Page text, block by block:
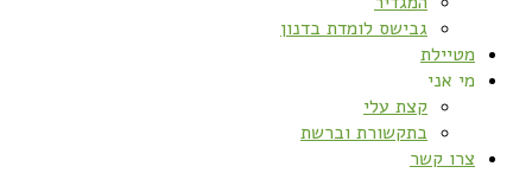
גבישס לומדת בדנון
מטיילת
מי אני
קצת עלי
בתקשורת וברשת
צרו קשר